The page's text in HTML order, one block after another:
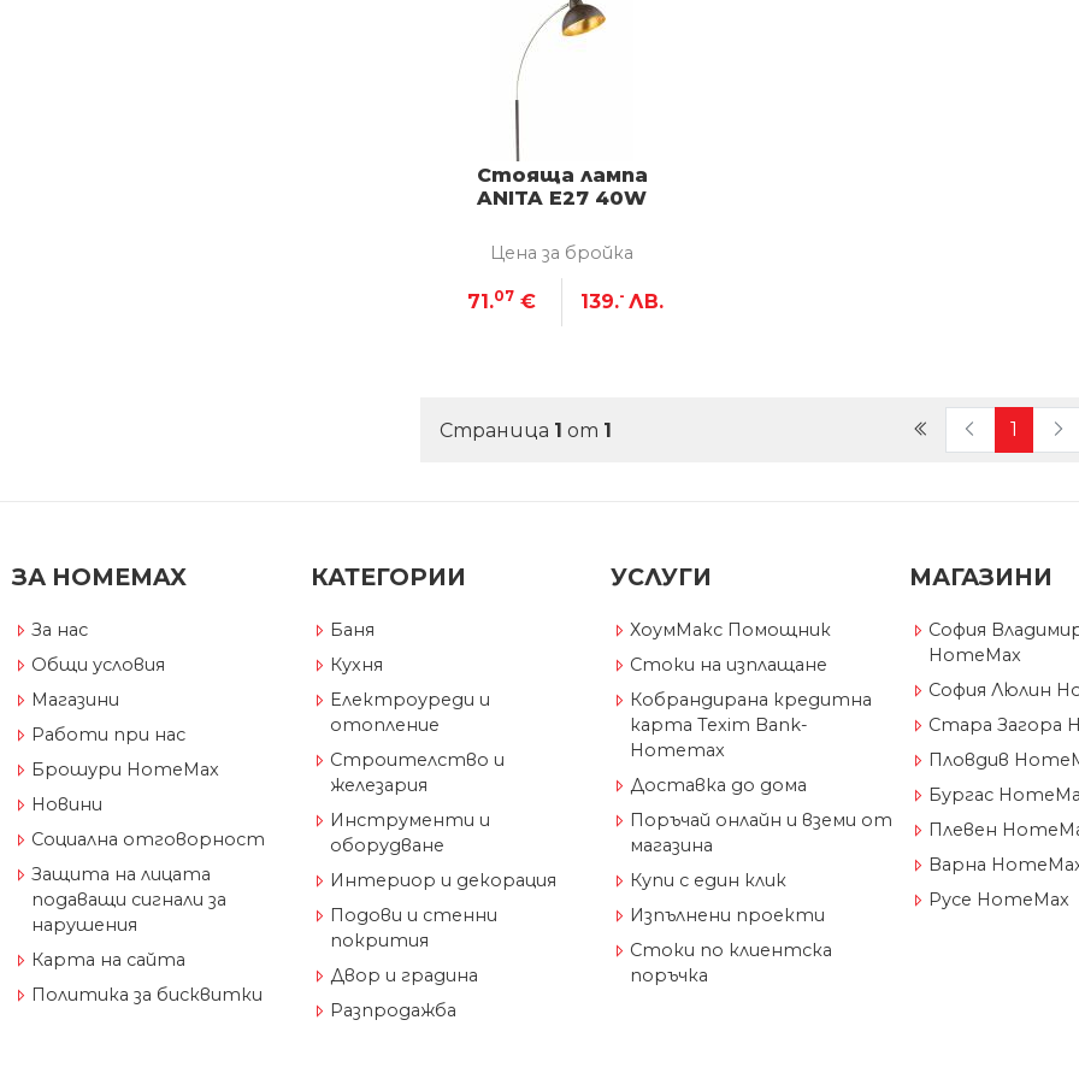
Стояща лампа
ANITA E27 40W
Цена за бройка
71.07 € 139.- ЛВ.
Страница 1 от 1 1
ЗА HOMEMAX
За нас
Общи условия
Магазини
Работи при нас
Брошури HomeMax
Новини
Социална отговорност
Защита на лицата
подаващи сигнали за
нарушения
Карта на сайта
Политика за бисквитки
КАТЕГОРИИ
Баня
Кухня
Електроуреди и
отопление
Строителство и
железария
Инструменти и
оборудване
Интериор и декорация
Подови и стенни
покрития
Двор и градина
Разпродажба
УСЛУГИ
ХоумМакс Помощник
Стоки на изплащане
Кобрандирана кредитна
карта Texim Bank-
Homemax
Доставка до дома
Поръчай онлайн и вземи от
магазина
Купи с един клик
Изпълнени проекти
Стоки по клиентска
поръчка
МАГАЗИНИ
София
HomeMax
София Люлин
Стара Загора
Пловдив
Бургас
Плевен
Варна
Русе HomeMax